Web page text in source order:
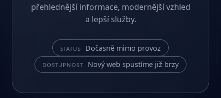
přehlednější informace, modernější vzhled
a lepší služby.
STATUS Dočasně mimo provoz
DOSTUPNOST Nový web spustíme již brzy